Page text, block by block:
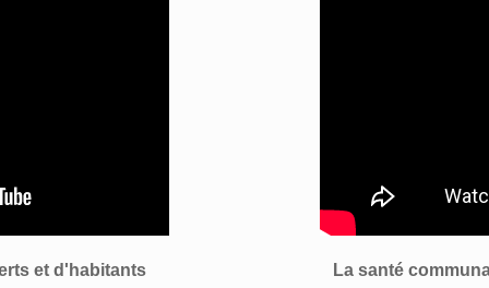
et d'habitants La santé